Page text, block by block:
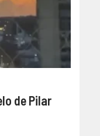
de Pilar